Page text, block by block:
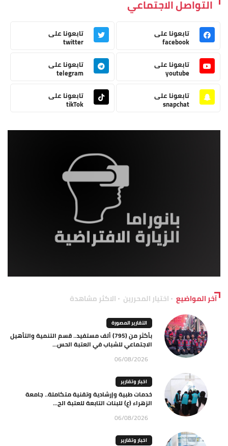
التواصل الاجتماعي
تابعونا على
facebook
تابعونا على
twitter
تابعونا على
youtube
تابعونا على
telegram
تابعونا على
snapchat
تابعونا على
tikTok
آخر المواضيع اختيار المحررين الاكثر مشاهدة
التقارير المصورة
بأكثر من (795) ألف مستفيد.. قسم التنمية والتأهيل
الاجتماعي للشباب في العتبة الحس...
06/08/2026
اخبار وتقارير
خدمات طبية وإرشادية وتقنية متكاملة.. جامعة
الزهراء (ع) للبنات التابعة للعتبة الح...
06/08/2026
اخبار وتقارير